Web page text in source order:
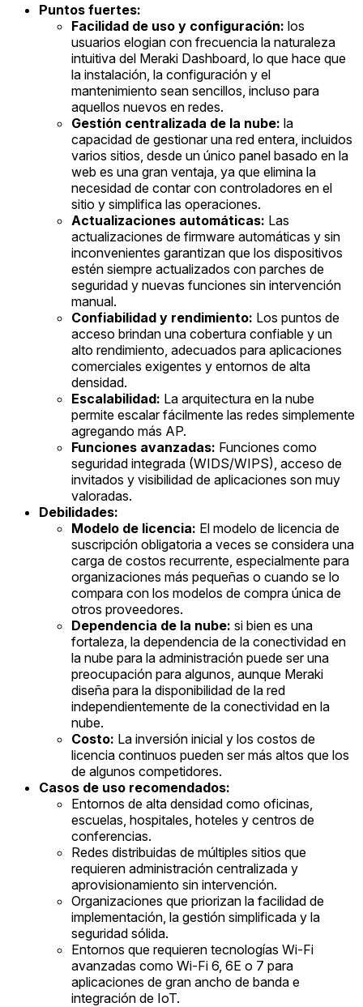
Puntos fuertes:
Facilidad de uso y configuración: los
usuarios elogian con frecuencia la naturaleza
intuitiva del Meraki Dashboard, lo que hace que
la instalación, la configuración y el
mantenimiento sean sencillos, incluso para
aquellos nuevos en redes.
Gestión centralizada de la nube: la
capacidad de gestionar una red entera, incluidos
varios sitios, desde un único panel basado en la
web es una gran ventaja, ya que elimina la
necesidad de contar con controladores en el
sitio y simplifica las operaciones.
Actualizaciones automáticas: Las
actualizaciones de firmware automáticas y sin
inconvenientes garantizan que los dispositivos
estén siempre actualizados con parches de
seguridad y nuevas funciones sin intervención
manual.
Confiabilidad y rendimiento: Los puntos de
acceso brindan una cobertura confiable y un
alto rendimiento, adecuados para aplicaciones
comerciales exigentes y entornos de alta
densidad.
Escalabilidad: La arquitectura en la nube
permite escalar fácilmente las redes simplemente
agregando más AP.
Funciones avanzadas: Funciones como
seguridad integrada (WIDS/WIPS), acceso de
invitados y visibilidad de aplicaciones son muy
valoradas.
Debilidades:
Modelo de licencia: El modelo de licencia de
suscripción obligatoria a veces se considera una
carga de costos recurrente, especialmente para
organizaciones más pequeñas o cuando se lo
compara con los modelos de compra única de
otros proveedores.
Dependencia de la nube: si bien es una
fortaleza, la dependencia de la conectividad en
la nube para la administración puede ser una
preocupación para algunos, aunque Meraki
diseña para la disponibilidad de la red
independientemente de la conectividad en la
nube.
Costo: La inversión inicial y los costos de
licencia continuos pueden ser más altos que los
de algunos competidores.
Casos de uso recomendados:
Entornos de alta densidad como oficinas,
escuelas, hospitales, hoteles y centros de
conferencias.
Redes distribuidas de múltiples sitios que
requieren administración centralizada y
aprovisionamiento sin intervención.
Organizaciones que priorizan la facilidad de
implementación, la gestión simplificada y la
seguridad sólida.
Entornos que requieren tecnologías Wi-Fi
avanzadas como Wi-Fi 6, 6E o 7 para
aplicaciones de gran ancho de banda e
integración de IoT.